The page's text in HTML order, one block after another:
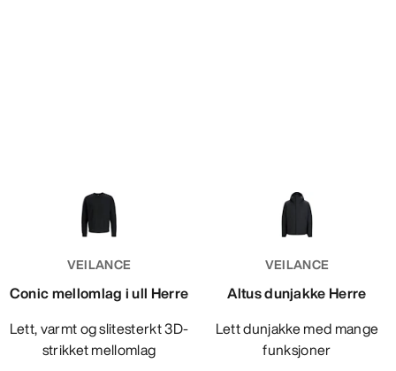
VEILANCE
Conic mellomlag i ull Herre
Lett, varmt og slitesterkt 3D-
strikket mellomlag
VEILANCE
Altus dunjakke Herre
Lett dunjakke med mange
funksjoner